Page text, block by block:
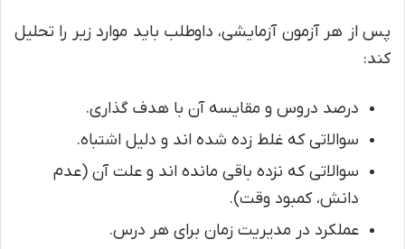
پس از هر آزمون آزمایشی، داوطلب باید موارد زیر را تحلیل
کند:
درصد دروس و مقایسه آن با هدف گذاری.
سوالاتی که غلط زده شده اند و دلیل اشتباه.
سوالاتی که نزده باقی مانده اند و علت آن (عدم
دانش، کمبود وقت).
عملکرد در مدیریت زمان برای هر درس.